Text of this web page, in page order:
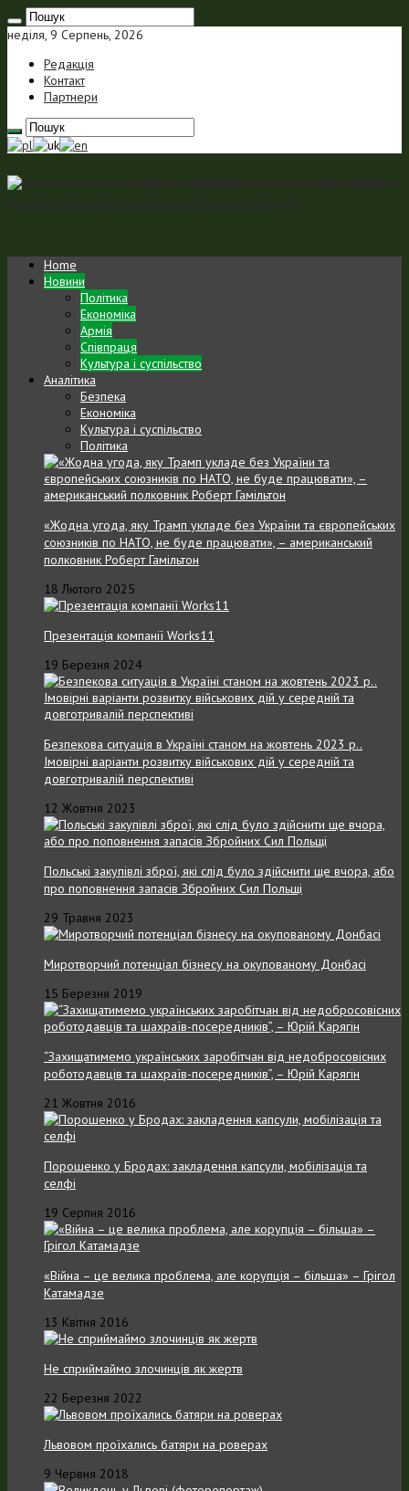
неділя, 9 Серпень, 2026
Редакція
Контакт
Партнери
Home
Новини
Політика
Економіка
Армія
Співпраця
Культура і суспільство
Аналітика
Безпека
Економіка
Культура і суспільство
Політика
«Жодна угода, яку Трамп укладе без України та європейських
союзників по НАТО, не буде працювати», – американський
полковник Роберт Гамільтон
18 Лютого 2025
Презентація компанії Works11
19 Березня 2024
Безпекова ситуація в Україні станом на жовтень 2023 р..
Імовірні варіанти розвитку військових дій у середній та
довготривалій перспективі
12 Жовтня 2023
Польські закупівлі зброї, які слід було здійснити ще вчора, або
про поповнення запасів Збройних Cил Польщі
29 Травня 2023
Миротворчий потенціал бізнесу на окупованому Донбасі
15 Березня 2019
“Захищатимемо українських заробітчан від недобросовісних
роботодавців та шахраїв-посередників”, – Юрій Карягін
21 Жовтня 2016
Порошенко у Бродах: закладення капсули, мобілізація та
селфі
19 Серпня 2016
«Війна – це велика проблема, але корупція – більша» – Грігол
Катамадзе
13 Квітня 2016
Не сприймаймо злочинців як жертв
22 Березня 2022
Львовом проїхались батяри на роверах
9 Червня 2018